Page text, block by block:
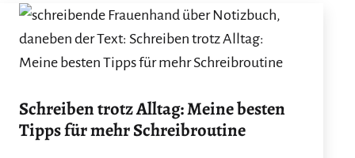
Schreiben trotz Alltag: Meine besten
Tipps für mehr Schreibroutine